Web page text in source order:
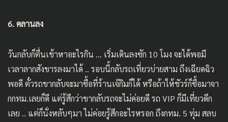
6. คลานลง
วันกลับก็ตื่นเช้าหาอะไรกิน … เริ่มเดินลงซัก 10 โมง จะได้พอมี
เวลาลากสังขารลงมาได้ .. รอบนี้กลับรถเที่ยวบ่ายสาม ถึงเฉียดฉิว
พอดี ตั๋วรถขากลับจะมาซื้อที่ร้านเจ๊กิมก็ได้ หรือถ้าให้ชัวร์ก็ซื้อมาจา
กกทม.เลยก็ดี แต่รู้สึกว่าขากลับรถจะไม่ค่อยดี รถ VIP ก็มีเที่ยวดึก
เลย .. แต่ก็นั่งหลับๆมา ไม่ค่อยรู้สึกอะไรหรอก ถึงกทม. 5 ทุ่ม สลบ